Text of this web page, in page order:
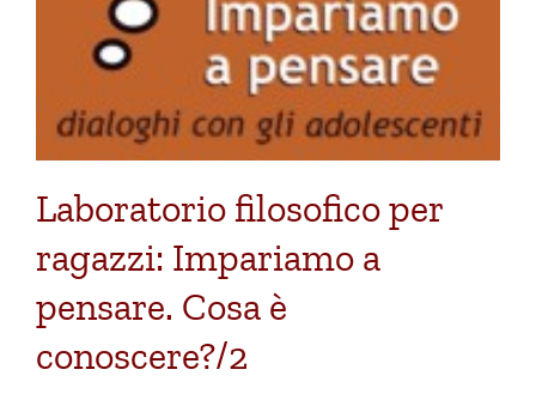
Laboratorio filosofico per
ragazzi: Impariamo a
pensare. Cosa è
conoscere?/2